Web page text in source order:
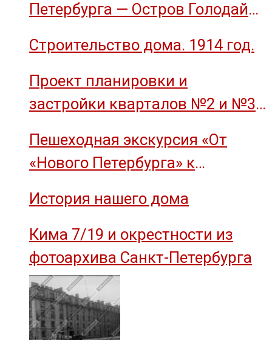
Петербурга — Остров Голодай
Строительство дома. 1914 год.
Проект планировки и
застройки кварталов №2 и №3
Пешеходная экскурсия «От
«Нового Петербурга» к
им. М.И. Калинина»
История нашего дома
Кима 7/19 и окрестности из
фотоархива Санкт-Петербурга